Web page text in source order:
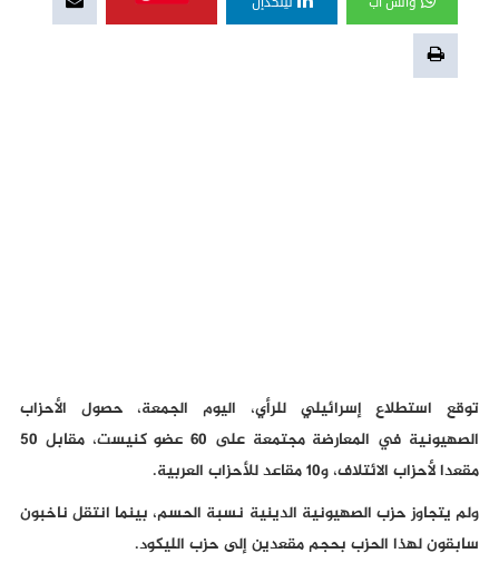
توقع استطلاع إسرائيلي للرأي، اليوم الجمعة، حصول الأحزاب
الصهيونية في المعارضة مجتمعة على 60 عضو كنيست، مقابل 50
مقعدا لأحزاب الائتلاف، و10 مقاعد للأحزاب العربية.
ولم يتجاوز حزب الصهيونية الدينية نسبة الحسم، بينما انتقل ناخبون
سابقون لهذا الحزب بحجم مقعدين إلى حزب الليكود.